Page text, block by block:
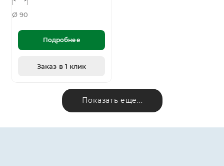
Ø 90
Подробнее
Заказ в 1 клик
Показать еще...